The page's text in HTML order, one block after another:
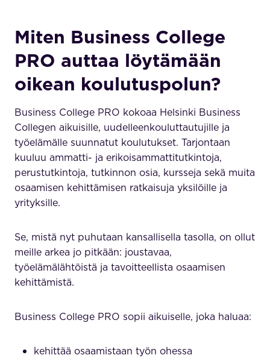
Miten Business College
PRO auttaa löytämään
oikean koulutuspolun?
Business College PRO kokoaa Helsinki Business
Collegen aikuisille, uudelleenkouluttautujille ja
työelämälle suunnatut koulutukset. Tarjontaan
kuuluu ammatti- ja erikoisammattitutkintoja,
perustutkintoja, tutkinnon osia, kursseja sekä muita
osaamisen kehittämisen ratkaisuja yksilöille ja
yrityksille.
Se, mistä nyt puhutaan kansallisella tasolla, on ollut
meille arkea jo pitkään: joustavaa,
työelämälähtöistä ja tavoitteellista osaamisen
kehittämistä.
Business College PRO sopii aikuiselle, joka haluaa:
kehittää osaamistaan työn ohessa